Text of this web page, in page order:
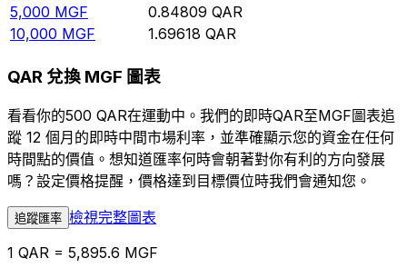
5,000 MGF 0.84809 QAR
10,000 MGF 1.69618 QAR
QAR 兌換 MGF 圖表
看看你的500 QAR在運動中。我們的即時QAR至MGF圖表追
蹤 12 個月的即時中間市場利率，並準確顯示您的資金在任何
時間點的價值。想知道匯率何時會朝著對你有利的方向發展
嗎？設定價格提醒，價格達到目標價位時我們會通知您。
追蹤匯率 檢視完整圖表
1 QAR = 5,895.6 MGF